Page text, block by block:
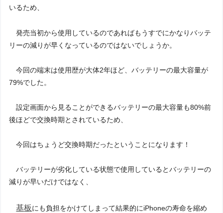
いるため、
発売当初から使用しているのであればもうすでにかなりバッテ
リーの減りが早くなっているのではないでしょうか。
今回の端末は使用歴が大体2年ほど、バッテリーの最大容量が
79%でした。
設定画面から見ることができるバッテリーの最大容量も80%前
後ほどで交換時期とされているため、
今回はちょうど交換時期だったということになります！
バッテリーが劣化している状態で使用しているとバッテリーの
減りが早いだけではなく、
基板にも負担をかけてしまって結果的にiPhoneの寿命を縮め